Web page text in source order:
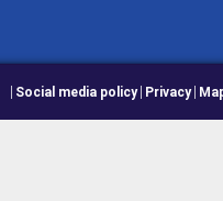
Social media policy Privacy